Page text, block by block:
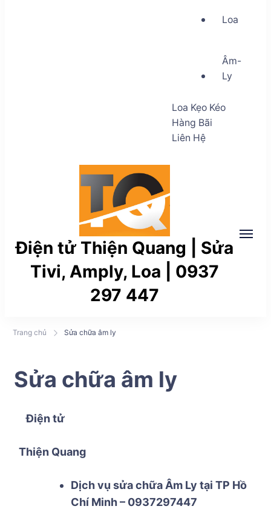
Loa
Âm-
Ly
Loa Kẹo Kéo
Hàng Bãi
Liên Hệ
Điện tử Thiện Quang | Sửa
Tivi, Amply, Loa | 0937
297 447
Dịch vụ sủa chữa điện tử uy tín tại TP Hồ Chí
Trang chủ Sửa chữa âm ly
Sửa chữa âm ly
Điện tử
Thiện Quang
Dịch vụ sửa chữa Âm Ly tại TP Hồ
Chí Minh – 0937297447